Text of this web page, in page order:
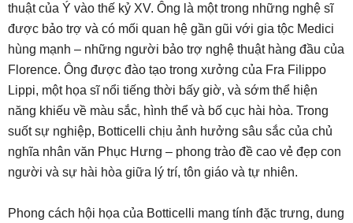
thuật của Ý vào thế kỷ XV. Ông là một trong những nghệ sĩ
được bảo trợ và có mối quan hệ gần gũi với gia tộc Medici
hùng mạnh – những người bảo trợ nghệ thuật hàng đầu của
Florence. Ông được đào tạo trong xưởng của Fra Filippo
Lippi, một họa sĩ nổi tiếng thời bấy giờ, và sớm thể hiện
năng khiếu về màu sắc, hình thể và bố cục hài hòa. Trong
suốt sự nghiệp, Botticelli chịu ảnh hưởng sâu sắc của chủ
nghĩa nhân văn Phục Hưng – phong trào đề cao vẻ đẹp con
người và sự hài hòa giữa lý trí, tôn giáo và tự nhiên.
Phong cách hội họa của Botticelli mang tính đặc trưng, dung